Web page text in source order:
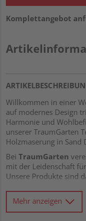
Komplettangebot
Willkommen in einer
auf modernes Design
Harmonie und
unserer TraumGarten
Holzmaserung in Sand
Bei TraumGarten
mit der Leidenschaft
Unsere Produkte sind
WPC (Wood-Plastic
fortschrittlichen
Diese Materialien
Mehr anzeigen